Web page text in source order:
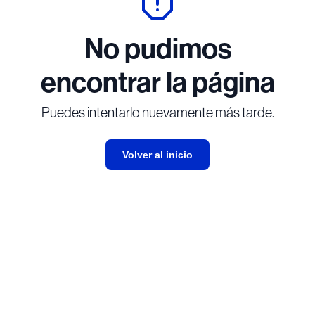
No pudimos
encontrar la página
Puedes intentarlo nuevamente más tarde.
Volver al inicio